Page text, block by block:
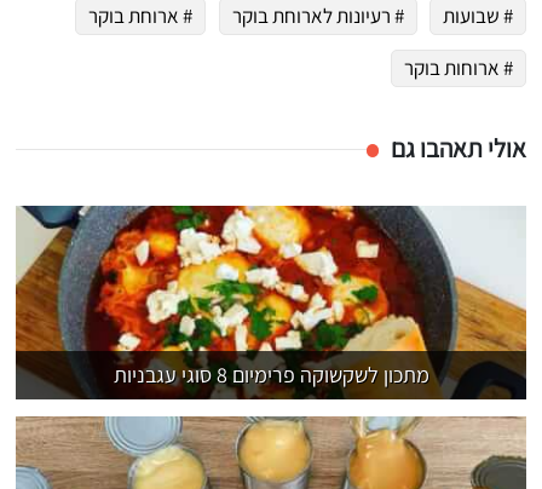
# שבועות
# רעיונות לארוחת בוקר
# ארוחת בוקר
# ארוחות בוקר
אולי תאהבו גם
מתכון לשקשוקה פרימיום 8 סוגי עגבניות